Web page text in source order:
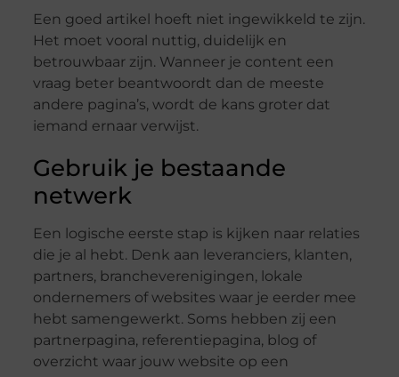
Een goed artikel hoeft niet ingewikkeld te zijn.
Het moet vooral nuttig, duidelijk en
betrouwbaar zijn. Wanneer je content een
vraag beter beantwoordt dan de meeste
andere pagina’s, wordt de kans groter dat
iemand ernaar verwijst.
Gebruik je bestaande
netwerk
Een logische eerste stap is kijken naar relaties
die je al hebt. Denk aan leveranciers, klanten,
partners, brancheverenigingen, lokale
ondernemers of websites waar je eerder mee
hebt samengewerkt. Soms hebben zij een
partnerpagina, referentiepagina, blog of
overzicht waar jouw website op een